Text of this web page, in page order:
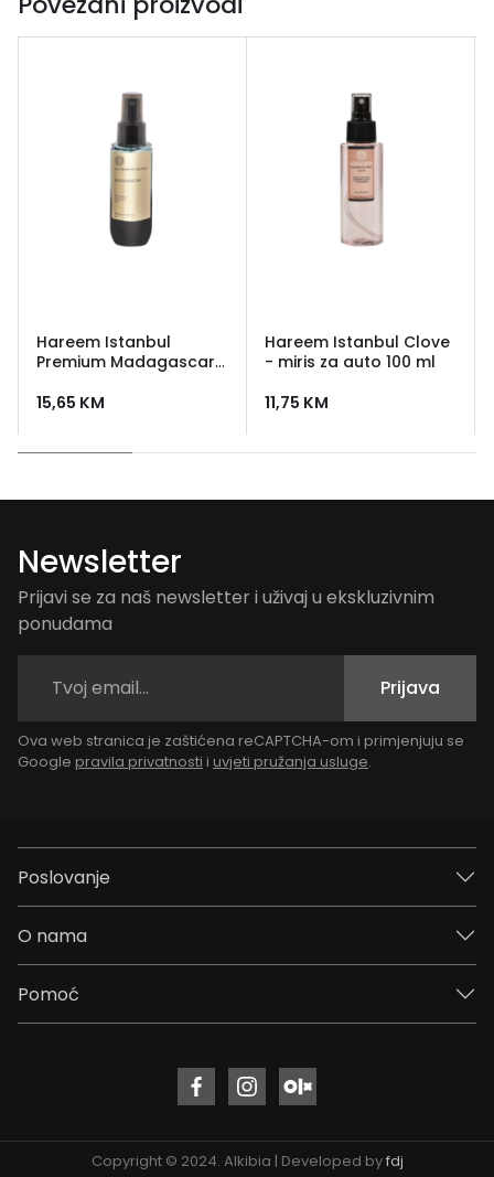
Hareem Istanbul
Premium Madagascar
miris za auto
15,65 KM
Hareem Istanbul Clove
- miris za auto 100 ml
11,75 KM
Newsletter
Prijavi se za naš newsletter i uživaj u ekskluzivnim
ponudama
Prijava
Ova web stranica je zaštićena reCAPTCHA-om i primjenjuju se
Google pravila privatnosti i uvjeti pružanja usluge.
Poslovanje
O nama
Pomoć
Copyright © 2024. Alkibia | Developed byfdj